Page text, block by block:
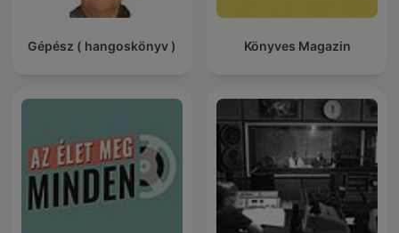
Gépész ( hangoskönyv ) Könyves Magazin